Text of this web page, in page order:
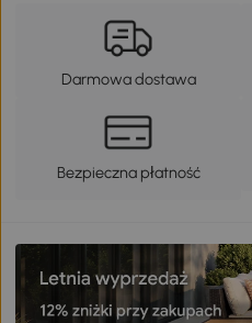
Darmowa dostawa
Bezpieczna płatność